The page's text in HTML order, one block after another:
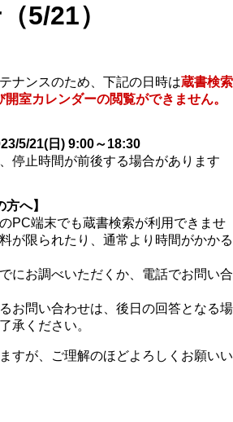
5/21）
ナンスのため、下記の日時は蔵書検索
室カレンダーの閲覧ができません。
5/21(日) 9:00～18:30
止時間が前後する場合があります
へ】
PC端末でも蔵書検索が利用できませ
が限られたり、通常より時間がかかる
にお調べいただくか、電話でお問い合
お問い合わせは、後日の回答となる場
承ください。
すが、ご理解のほどよろしくお願いい